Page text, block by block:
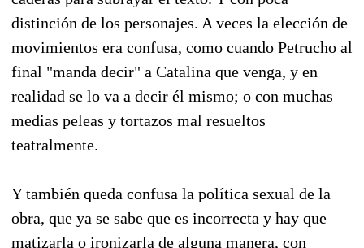
distinción de los personajes. A veces la elección de
movimientos era confusa, como cuando Petrucho al
final "manda decir" a Catalina que venga, y en
realidad se lo va a decir él mismo; o con muchas
medias peleas y tortazos mal resueltos
teatralmente.
Y también queda confusa la política sexual de la
obra, que ya se sabe que es incorrecta y hay que
matizarla o ironizarla de alguna manera, con